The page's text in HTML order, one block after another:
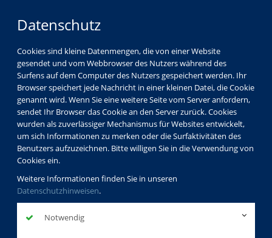
Datenschutz
Cookies sind kleine Datenmengen, die von einer Website
gesendet und vom Webbrowser des Nutzers während des
Surfens auf dem Computer des Nutzers gespeichert werden. Ihr
Browser speichert jede Nachricht in einer kleinen Datei, die Cookie
genannt wird. Wenn Sie eine weitere Seite vom Server anfordern,
sendet Ihr Browser das Cookie an den Server zurück. Cookies
wurden als zuverlässiger Mechanismus für Websites entwickelt,
um sich Informationen zu merken oder die Surfaktivitäten des
Benutzers aufzuzeichnen. Bitte willigen Sie in die Verwendung von
Cookies ein.
Weitere Informationen finden Sie in unseren
Datenschutzhinweisen.
Notwendig